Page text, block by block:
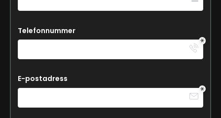
Telefonnummer
E-postadress